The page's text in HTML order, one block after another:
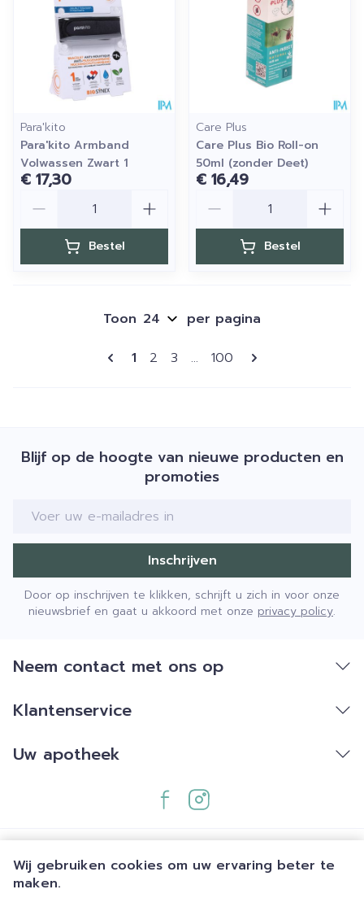
Wij gebruiken cookies om uw ervaring beter te
maken.
Para'kito
Para'kito Armband
Volwassen Zwart 1
€ 17,30
Bestel
Care Plus
Care Plus Bio Roll-on
50ml (zonder Deet)
€ 16,49
Bestel
Pagina's
U lees momenteel pagina
1 Pagina
2 Pagina
3 ... Pagina
100
Toon per pagina
Blijf op de hoogte van nieuwe producten en
promoties
E-mail adres
Inschrijven
Door op inschrijven te klikken, schrijft u zich in voor onze
nieuwsbrief en gaat u akkoord met onze privacy policy.
Neem contact met ons op
Klantenservice
Uw apotheek